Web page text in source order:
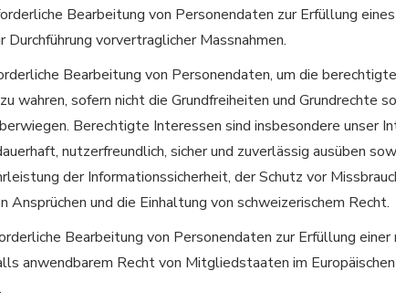
Bearbeitung von Personendaten zur Erfüllung
vorvertraglicher Massnahmen.
Bearbeitung von Personendaten, um die
wahren, sofern nicht die Grundfreiheiten und Grundrechte
Berechtigte Interessen sind insbesondere unser
nutzerfreundlich, sicher und zuverlässig ausüben
der Informationssicherheit, der Schutz vor
Ansprüchen und die Einhaltung von schweizerischem Recht.
Bearbeitung von Personendaten zur Erfüllung einer
anwendbarem Recht von Mitgliedstaaten im Europäischen